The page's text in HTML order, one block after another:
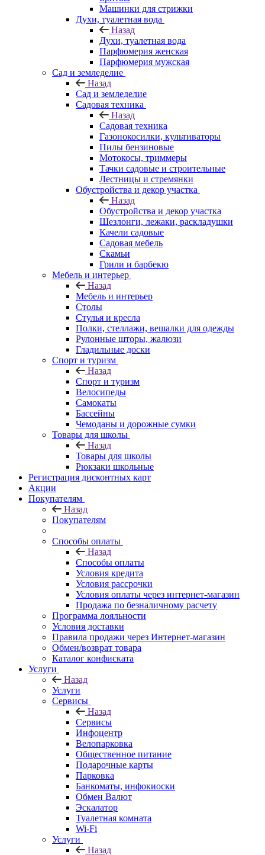
Машинки для стрижки
Духи, туалетная вода
Назад
Духи, туалетная вода
Парфюмерия женская
Парфюмерия мужская
Сад и земледелие
Назад
Сад и земледелие
Садовая техника
Назад
Садовая техника
Газонокосилки, культиваторы
Пилы бензиновые
Мотокосы, триммеры
Тачки садовые и строительные
Лестницы и стремянки
Обустройства и декор участка
Назад
Обустройства и декор участка
Шезлонги, лежаки, раскладушки
Качели садовые
Садовая мебель
Скамьи
Грили и барбекю
Мебель и интерьер
Назад
Мебель и интерьер
Столы
Стулья и кресла
Полки, стеллажи, вешалки для одежды
Рулонные шторы, жалюзи
Гладильные доски
Спорт и туризм
Назад
Спорт и туризм
Велосипеды
Самокаты
Бассейны
Чемоданы и дорожные сумки
Товары для школы
Назад
Товары для школы
Рюкзаки школьные
Регистрация дисконтных карт
Акции
Покупателям
Назад
Покупателям
Способы оплаты
Назад
Способы оплаты
Условия кредита
Условия рассрочки
Условия оплаты через интернет-магазин
Продажа по безналичному расчету
Программа лояльности
Условия доставки
Правила продажи через Интернет-магазин
Обмен/возврат товара
Каталог конфиската
Услуги
Назад
Услуги
Сервисы
Назад
Сервисы
Инфоцентр
Велопарковка
Общественное питание
Подарочные карты
Парковка
Банкоматы, инфокиоски
Обмен Валют
Эскалатор
Туалетная комната
Wi-Fi
Услуги
Назад